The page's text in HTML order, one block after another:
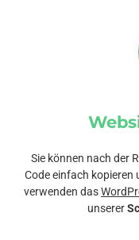
Sie können nach der
Code einfach kopieren
verwenden das
unserer